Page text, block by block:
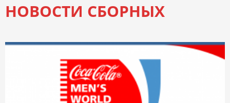
НОВОСТИ СБОРНЫХ